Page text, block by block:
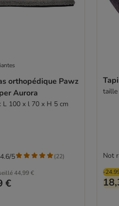
orthopédique Pawz
Aurora
L 100 x l 70 x H 5 cm
44,99 €
€
5 (22)
taille
-
Not